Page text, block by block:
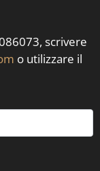
scrivere
o utilizzare il